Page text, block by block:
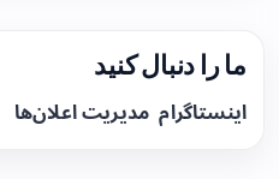
ما را دنبال کنید
اینستاگرام مدیریت اعلان‌ها